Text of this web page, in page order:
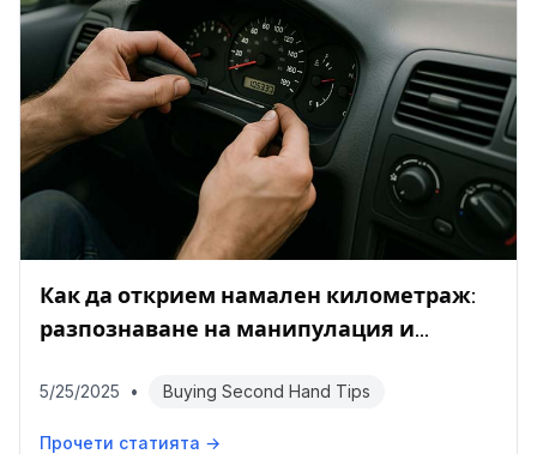
Как да открием намален километраж:
разпознаване на манипулация и
5/25/2025 • Buying Second Hand Tips
Прочети статията →